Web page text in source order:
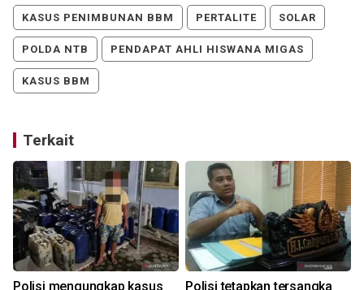
KASUS PENIMBUNAN BBM PERTALITE SOLAR
POLDA NTB PENDAPAT AHLI HISWANA MIGAS
KASUS BBM
Terkait
Polisi mengungkap kasus
Polisi tetapkan tersangka